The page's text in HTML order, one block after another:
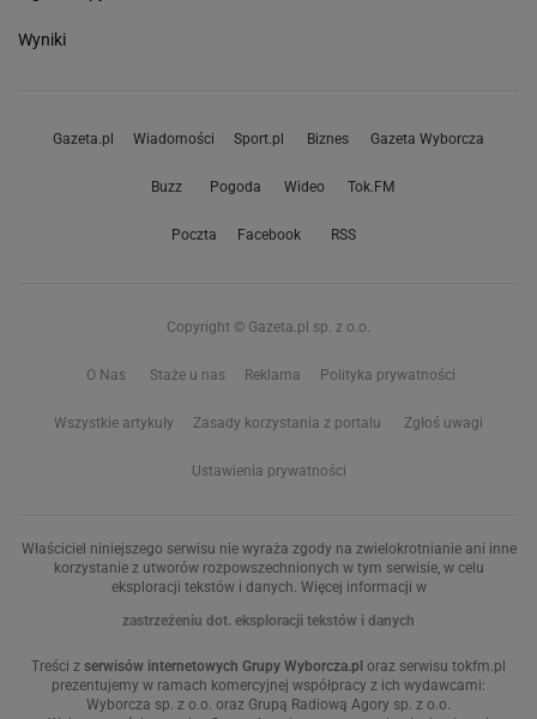
Wyniki
Gazeta.pl Wiadomości Sport.pl Biznes Gazeta Wyborcza
Buzz Pogoda Wideo Tok.FM
Poczta Facebook RSS
Copyright © Gazeta.pl sp. z o.o.
O Nas Staże u nas Reklama Polityka prywatności
Wszystkie artykuły Zasady korzystania z portalu Zgłoś uwagi
Ustawienia prywatności
Właściciel niniejszego serwisu nie wyraża zgody na zwielokrotnianie ani inne
korzystanie z utworów rozpowszechnionych w tym serwisie, w celu
eksploracji tekstów i danych. Więcej informacji w
zastrzeżeniu dot. eksploracji tekstów i danych
Treści z serwisów internetowych Grupy Wyborcza.pl oraz serwisu tokfm.pl
prezentujemy w ramach komercyjnej współpracy z ich wydawcami:
Wyborcza sp. z o.o. oraz Grupą Radiową Agory sp. z o.o.